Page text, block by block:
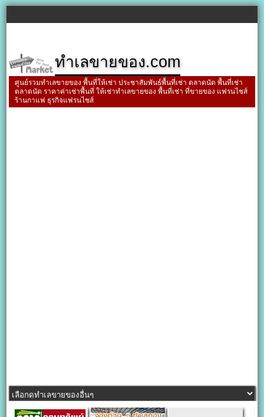
ทำเลขายของ.com
ศูนย์รวมทำเลขายของ พื้นที่ให้เช่า ประชาสัมพันธ์พื้นที่เช่า ตลาดนัด พื้นที่เช่า
ตลาดนัด ราคาค่าเช่าพื้นที่ ให้เช่าทำเลขายของ พื้นที่เช่า ที่ขายของ แฟรนไชส์
ร้านกาแฟ ธุรกิจแฟรนไชส์